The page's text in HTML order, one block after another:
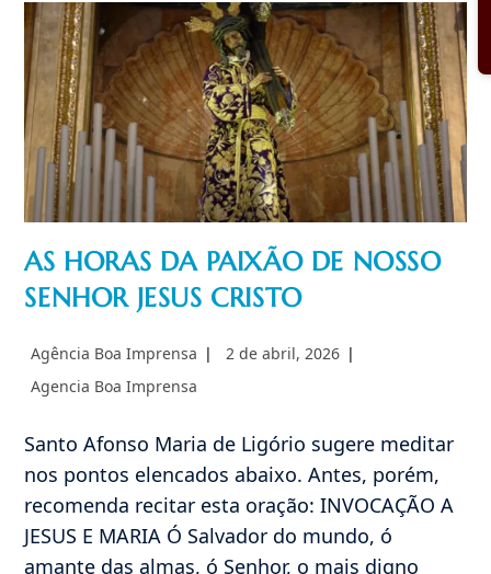
Sra.
Genazzano
AS HORAS DA PAIXÃO DE NOSSO
SENHOR JESUS CRISTO
Autor
post:
Agência Boa Imprensa
Post
2 de abril, 2026
Categoria
Agencia Boa Imprensa
Santo Afonso Maria de Ligório sugere meditar
nos pontos elencados abaixo. Antes, porém,
recomenda recitar esta oração: INVOCAÇÃO A
JESUS E MARIA Ó Salvador do mundo, ó
amante das almas, ó Senhor, o mais digno